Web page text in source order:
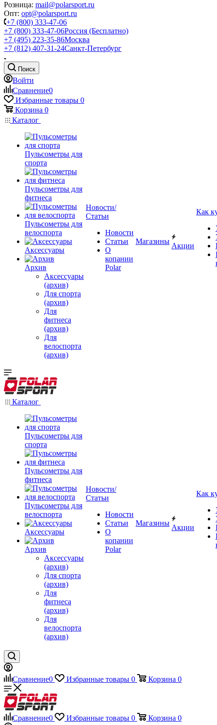
Розница: mail@polarsport.ru
Опт: opt@polarsport.ru
+7 (800) 333-47-06
+7 (800) 333-47-06Россия (Бесплатно)
+7 (495) 223-35-86Москва
+7 (812) 407-31-24Санкт-Петербург
Поиск
Войти
Сравнение0
Избранные товары 0
Корзина 0
Каталог
Пульсометры для
спорта
Пульсометры для
фитнеса
Пульсометры для
велоспорта
Аксессуары
Архив
Аксессуары
(архив)
Для спорта
(архив)
Для
фитнеса
(архив)
Для
велоспорта
(архив)
Новости/
Статьи
Новости
Статьи
О
копании
Polar
Магазины
Акции
Как
Каталог
Пульсометры для
спорта
Пульсометры для
фитнеса
Пульсометры для
велоспорта
Аксессуары
Архив
Аксессуары
(архив)
Для спорта
(архив)
Для
фитнеса
(архив)
Для
велоспорта
(архив)
Новости/
Статьи
Новости
Статьи
О
копании
Polar
Магазины
Акции
Как
Сравнение0 Избранные товары 0 Корзина 0
Сравнение0 Избранные товары 0 Корзина 0